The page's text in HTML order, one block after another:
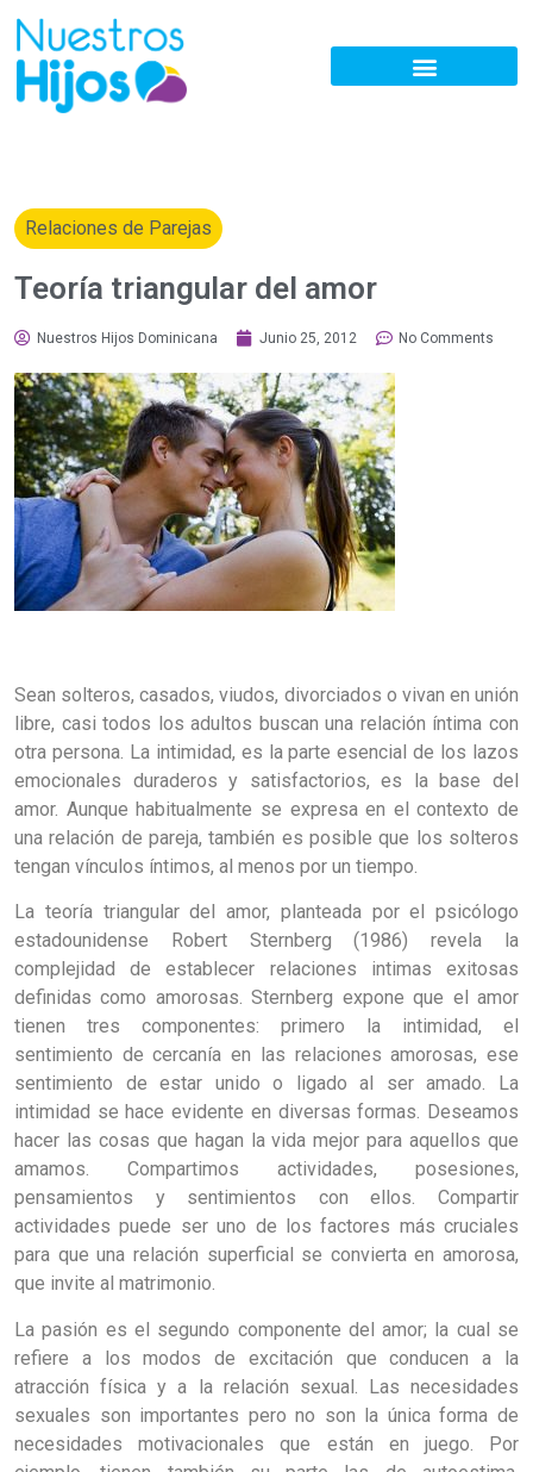
Relaciones de Parejas
Teoría triangular del amor
Nuestros Hijos Dominicana Junio 25, 2012 No Comments
Sean solteros, casados, viudos, divorciados o vivan en unión
libre, casi todos los adultos buscan una relación íntima con
otra persona. La intimidad, es la parte esencial de los lazos
emocionales duraderos y satisfactorios, es la base del
amor. Aunque habitualmente se expresa en el contexto de
una relación de pareja, también es posible que los solteros
tengan vínculos íntimos, al menos por un tiempo.
La teoría triangular del amor, planteada por el psicólogo
estadounidense Robert Sternberg (1986) revela la
complejidad de establecer relaciones intimas exitosas
definidas como amorosas. Sternberg expone que el amor
tienen tres componentes: primero la intimidad, el
sentimiento de cercanía en las relaciones amorosas, ese
sentimiento de estar unido o ligado al ser amado. La
intimidad se hace evidente en diversas formas. Deseamos
hacer las cosas que hagan la vida mejor para aquellos que
amamos. Compartimos actividades, posesiones,
pensamientos y sentimientos con ellos. Compartir
actividades puede ser uno de los factores más cruciales
para que una relación superficial se convierta en amorosa,
que invite al matrimonio.
La pasión es el segundo componente del amor; la cual se
refiere a los modos de excitación que conducen a la
atracción física y a la relación sexual. Las necesidades
sexuales son importantes pero no son la única forma de
necesidades motivacionales que están en juego. Por